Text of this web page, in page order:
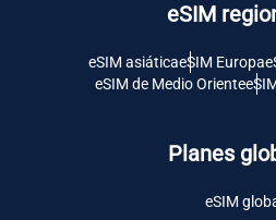
eSIM
eSIM asiáticaeSIM Europa
eSIM de Medio Oriente
Planes
eSIM